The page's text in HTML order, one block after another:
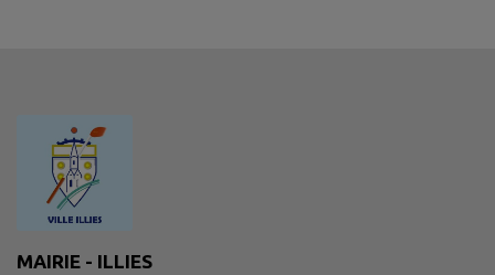
MAIRIE - ILLIES